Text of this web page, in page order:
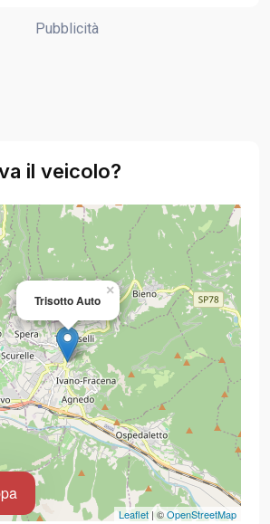
Pubblicità
il veicolo?
Trisotto Auto
×
Leaflet | ©OpenStreetMap